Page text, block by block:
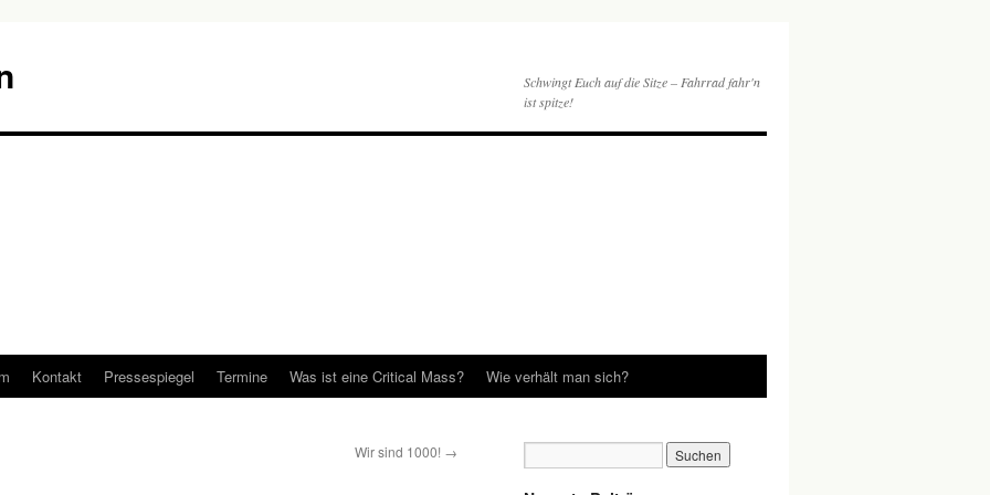
Schwingt Euch auf die Sitze – Fahrrad fahr'n
ist spitze!
Kontakt Pressespiegel Termine Was ist eine Critical Mass? Wie verhält man sich?
Wir sind 1000! →